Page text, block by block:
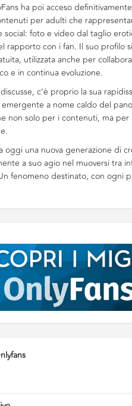
ha poi acceso
per adulti che
social: foto e video dal taglio
rapporto con i fan. Il suo profilo
utilizzata anche per
e in continua evoluzione.
c’è proprio la sua
a nome caldo del
non solo per i contenuti, ma per
oggi una nuova generazione di
a suo agio nel muoversi tra
fenomeno destinato, con ogni